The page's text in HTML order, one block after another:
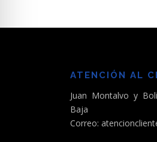
ATENCIÓN AL
Juan Montalvo y
Baja
Correo: